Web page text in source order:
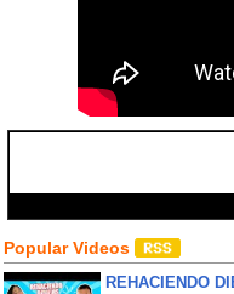
Popular Videos
REHACIENDO